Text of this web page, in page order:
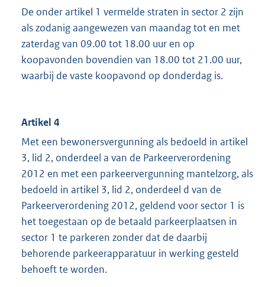
De onder artikel 1 vermelde straten in sector 2 zijn
als zodanig aangewezen van maandag tot en met
zaterdag van 09.00 tot 18.00 uur en op
koopavonden bovendien van 18.00 tot 21.00 uur,
waarbij de vaste koopavond op donderdag is.
Artikel 4
Met een bewonersvergunning als bedoeld in artikel
3, lid 2, onderdeel a van de Parkeerverordening
2012 en met een parkeervergunning mantelzorg, als
bedoeld in artikel 3, lid 2, onderdeel d van de
Parkeerverordening 2012, geldend voor sector 1 is
het toegestaan op de betaald parkeerplaatsen in
sector 1 te parkeren zonder dat de daarbij
behorende parkeerapparatuur in werking gesteld
behoeft te worden.